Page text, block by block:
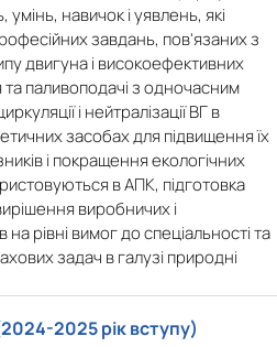
навичок і уявлень, які
завдань, пов'язаних з
двигуна і високоефективних
паливоподачі з одночасним
і нейтралізації ВГ в
засобах для підвищення їх
і покращення екологічних
в АПК, підготовка
виробничих і
рівні вимог до спеціальності та
задач в галузі природні
2025 рік вступу)